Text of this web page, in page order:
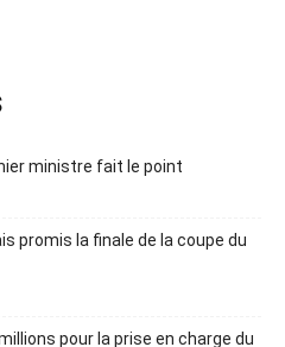
ministre fait le point
promis la finale de la coupe du
pour la prise en charge du